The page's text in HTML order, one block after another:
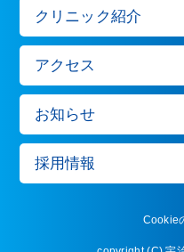
クリニック紹介
アクセス
お知らせ
採用情報
Cookie